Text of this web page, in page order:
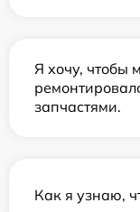
Я хочу, чтобы
запчастями.
Как я узнаю,